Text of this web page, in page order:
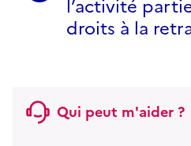
l’activité
droits à la
Qui peut m'aider ?